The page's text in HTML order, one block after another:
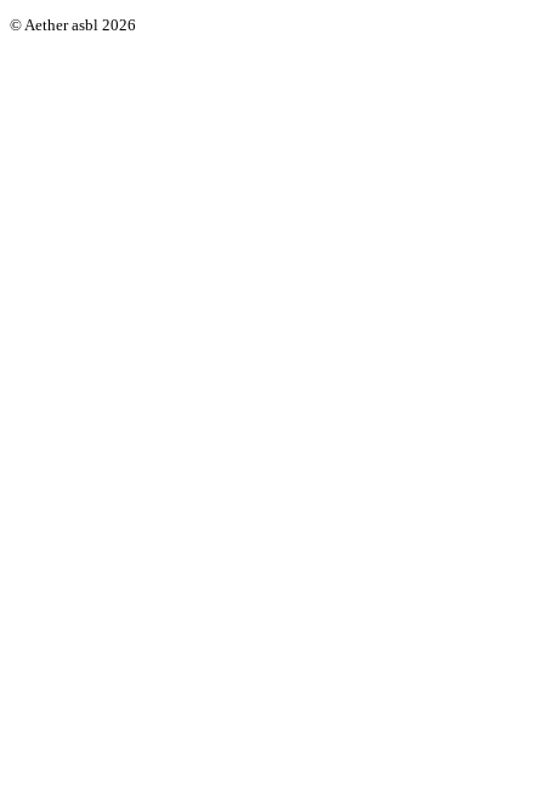
© Aether asbl 2026